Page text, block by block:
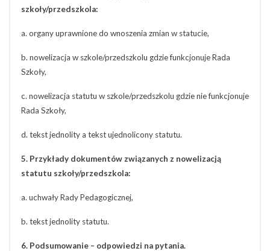
szkoły/przedszkola:
a. organy uprawnione do wnoszenia zmian w statucie,
b. nowelizacja w szkole/przedszkolu gdzie funkcjonuje Rada
Szkoły,
c. nowelizacja statutu w szkole/przedszkolu gdzie nie funkcjonuje
Rada Szkoły,
d. tekst jednolity a tekst ujednolicony statutu.
5. Przykłady dokumentów związanych z nowelizacją
statutu szkoły/przedszkola:
a. uchwały Rady Pedagogicznej,
b. tekst jednolity statutu.
6. Podsumowanie – odpowiedzi na pytania.